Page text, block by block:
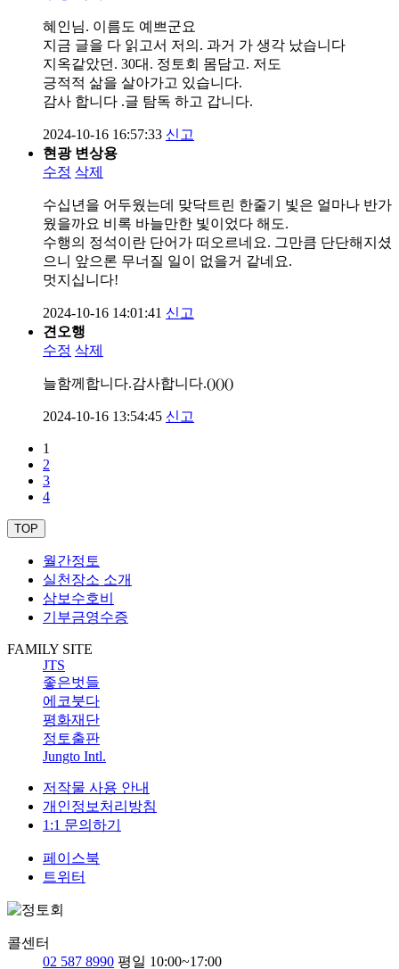
혜인님. 이름도 예쁘군요
지금 글을 다 읽고서 저의. 과거 가 생각 났습니다
지옥같았던. 30대. 정토회 몸담고. 저도
긍적적 삶을 살아가고 있습니다.
감사 합니다 .글 탐독 하고 갑니다.
2024-10-16 16:57:33 신고
현광 변상용
수정 삭제
수십년을 어두웠는데 맞닥트린 한줄기 빛은 얼마나 반가
웠을까요 비록 바늘만한 빛이었다 해도.
수행의 정석이란 단어가 떠오르네요. 그만큼 단단해지셨
으니 앞으론 무너질 일이 없을거 같네요.
멋지십니다!
2024-10-16 14:01:41 신고
견오행
수정 삭제
늘함께합니다.감사합니다.()()()
2024-10-16 13:54:45 신고
1
2
3
4
TOP
월간정토
실천장소 소개
삼보수호비
기부금영수증
FAMILY SITE
JTS
좋은벗들
에코붓다
평화재단
정토출판
Jungto Intl.
저작물 사용 안내
개인정보처리방침
1:1 문의하기
페이스북
트위터
콜센터
02 587 8990 평일 10:00~17:00